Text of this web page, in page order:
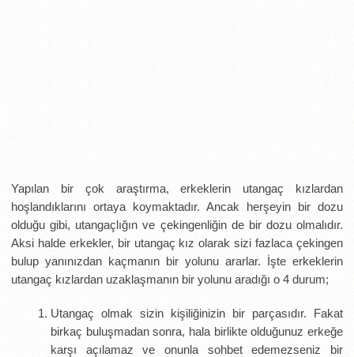
Yapılan bir çok araştırma, erkeklerin utangaç kızlardan
hoşlandıklarını ortaya koymaktadır. Ancak herşeyin bir dozu
olduğu gibi, utangaçlığın ve çekingenliğin de bir dozu olmalıdır.
Aksi halde erkekler, bir utangaç kız olarak sizi fazlaca çekingen
bulup yanınızdan kaçmanın bir yolunu ararlar. İşte erkeklerin
utangaç kızlardan uzaklaşmanın bir yolunu aradığı o 4 durum;
Utangaç olmak sizin kişiliğinizin bir parçasıdır. Fakat
birkaç buluşmadan sonra, hala birlikte olduğunuz erkeğe
karşı açılamaz ve onunla sohbet edemezseniz bir